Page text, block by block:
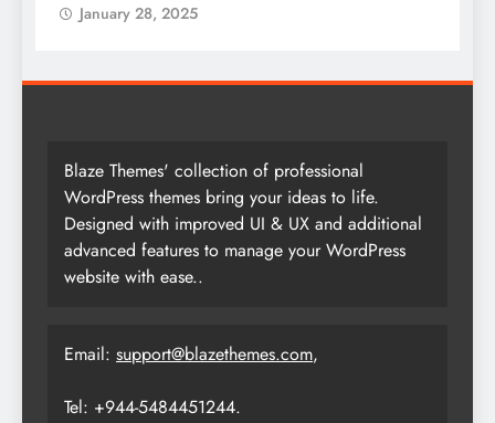
January 28, 2025
Blaze Themes' collection of professional
WordPress themes bring your ideas to life.
Designed with improved UI & UX and additional
advanced features to manage your WordPress
website with ease..
Email: support@blazethemes.com,
Tel: +944-5484451244.